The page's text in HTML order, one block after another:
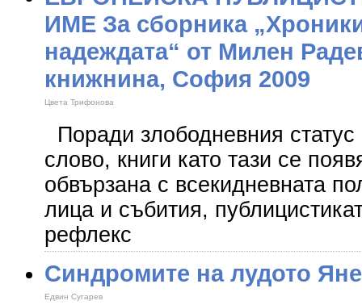
ИМЕ За сборника
надеждата“ от Милен
книжнина, София 2009
Цвета Трифонова
Поради злободневния
слово, книги като тази се
обвързана с всекидневната
лица и събития,
рефлекс
Синдромите на лудото Яне
Едвин Сугарев